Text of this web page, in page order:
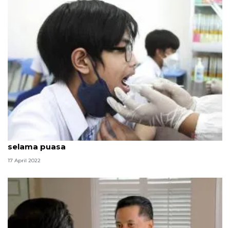
Hindari merokok untuk jaga kesehatan mulut
selama puasa
17 April 2022